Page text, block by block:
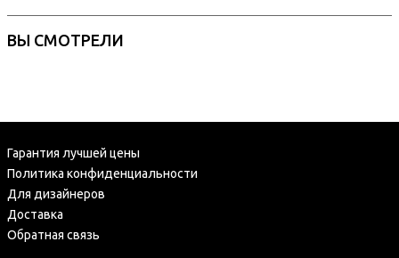
ВЫ СМОТРЕЛИ
Гарантия лучшей цены
Политика конфиденциальности
Для дизайнеров
Доставка
Обратная связь